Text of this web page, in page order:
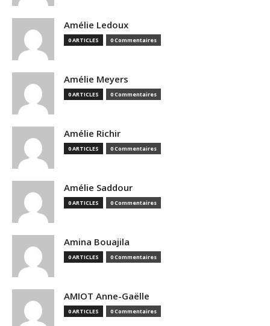
Amélie Ledoux
0 ARTICLES 0 Commentaires
Amélie Meyers
0 ARTICLES 0 Commentaires
Amélie Richir
0 ARTICLES 0 Commentaires
Amélie Saddour
0 ARTICLES 0 Commentaires
Amina Bouajila
0 ARTICLES 0 Commentaires
AMIOT Anne-Gaëlle
0 ARTICLES 0 Commentaires